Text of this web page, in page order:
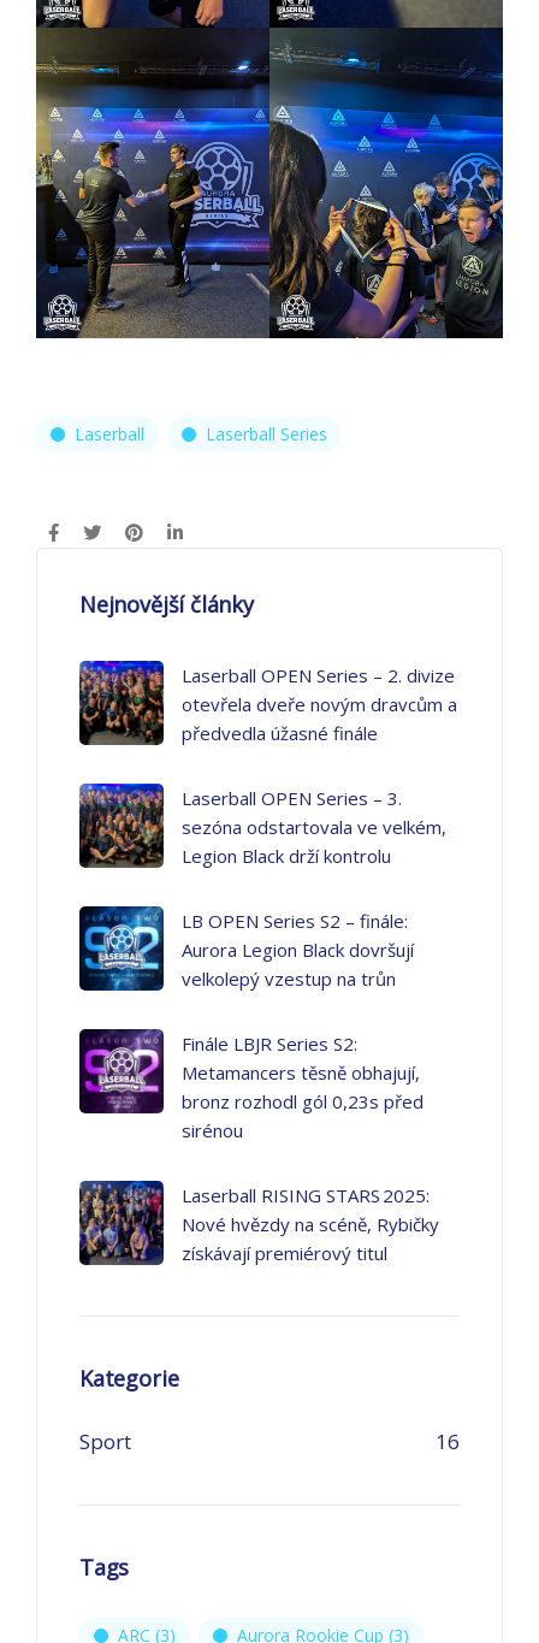
Laserball Laserball Series
Nejnovější články
Laserball OPEN Series – 2. divize
otevřela dveře novým dravcům a
předvedla úžasné finále
Laserball OPEN Series – 3.
sezóna odstartovala ve velkém,
Legion Black drží kontrolu
LB OPEN Series S2 – finále:
Aurora Legion Black dovršují
velkolepý vzestup na trůn
Finále LBJR Series S2:
Metamancers těsně obhajují,
bronz rozhodl gól 0,23s před
sirénou
Laserball RISING STARS 2025:
Nové hvězdy na scéně, Rybičky
získávají premiérový titul
Kategorie
Sport 16
Tags
ARC (3) Aurora Rookie Cup (3)